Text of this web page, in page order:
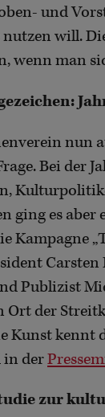
und
will.
wenn man
nun
Bei der
ging es aber
Kampagne
Publizist
Ort der
Kunst kennt
in der
zur